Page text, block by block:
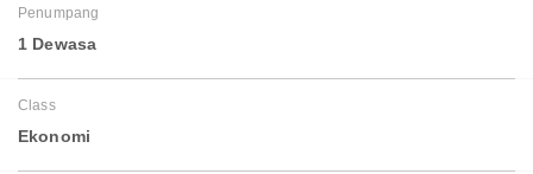
Penumpang
1 Dewasa
Class
Ekonomi